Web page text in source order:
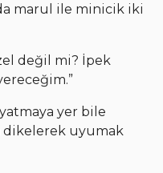
marul ile minicik iki
değil mi? İpek
yer bile
dikelerek uyumak